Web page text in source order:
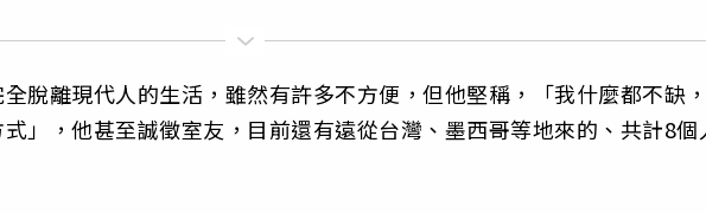
脫離現代人的生活，雖然有許多不方便，但他堅稱，「我什麼都不缺，
」，他甚至誠徵室友，目前還有遠從台灣、墨西哥等地來的、共計8個